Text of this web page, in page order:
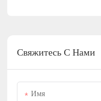
Свяжитесь С Нами
Имя